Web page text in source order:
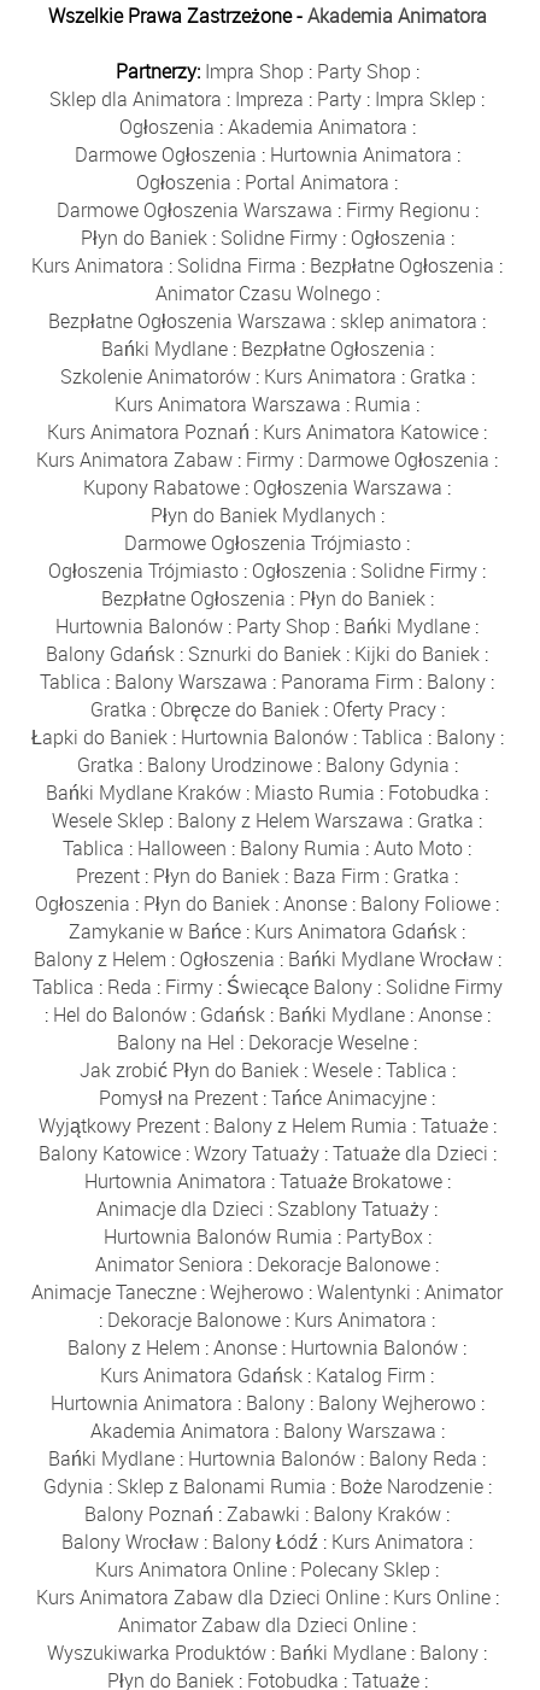
Wszelkie Prawa Zastrzeżone -Akademia Animatora
Partnerzy: Impra Shop : Party Shop :
Sklep dla Animatora : Impreza : Party : Impra Sklep :
Ogłoszenia :Akademia Animatora :
Darmowe Ogłoszenia : Hurtownia Animatora :
Ogłoszenia : Portal Animatora :
Darmowe Ogłoszenia Warszawa : Firmy Regionu :
Płyn do Baniek: Solidne Firmy: Ogłoszenia :
Kurs Animatora : Solidna Firma : Bezpłatne Ogłoszenia :
Animator Czasu Wolnego:
Bezpłatne Ogłoszenia Warszawa : sklep animatora :
Bańki Mydlane: Bezpłatne Ogłoszenia :
Szkolenie Animatorów: Kurs Animatora : Gratka :
Kurs Animatora Warszawa : Rumia :
Kurs Animatora Poznań : Kurs Animatora Katowice :
Kurs Animatora Zabaw : Firmy : Darmowe Ogłoszenia :
Kupony Rabatowe : Ogłoszenia Warszawa :
Płyn do Baniek Mydlanych :
Darmowe Ogłoszenia Trójmiasto :
Ogłoszenia Trójmiasto : Ogłoszenia : Solidne Firmy :
Bezpłatne Ogłoszenia : Płyn do Baniek:
Hurtownia Balonów : Party Shop : Bańki Mydlane :
Balony Gdańsk : Sznurki do Baniek : Kijki do Baniek :
Tablica : Balony Warszawa : Panorama Firm : Balony :
Gratka : Obręcze do Baniek: Oferty Pracy:
Łapki do Baniek: Hurtownia Balonów:Tablica : Balony:
Gratka : Balony Urodzinowe: Balony Gdynia :
Bańki Mydlane Kraków : Miasto Rumia : Fotobudka :
Wesele Sklep : Balony z Helem Warszawa : Gratka :
Tablica : Halloween : Balony Rumia :Auto Moto :
Prezent : Płyn do Baniek : Baza Firm : Gratka :
Ogłoszenia : Płyn do Baniek :Anonse : Balony Foliowe :
Zamykanie w Bańce : Kurs Animatora Gdańsk :
Balony z Helem : Ogłoszenia : Bańki Mydlane Wrocław:
Tablica : Reda : Firmy: Świecące Balony: Solidne Firmy
: Hel do Balonów: Gdańsk: Bańki Mydlane:Anonse:
Balony na Hel : Dekoracje Weselne :
Jak zrobić Płyn do Baniek:Wesele:Tablica :
Pomysł na Prezent :Tańce Animacyjne :
Wyjątkowy Prezent: Balony z Helem Rumia :Tatuaże:
Balony Katowice:Wzory Tatuaży:Tatuaże dla Dzieci :
Hurtownia Animatora :Tatuaże Brokatowe:
Animacje dla Dzieci : Szablony Tatuaży :
Hurtownia Balonów Rumia : PartyBox:
Animator Seniora : Dekoracje Balonowe :
Animacje Taneczne :Wejherowo :Walentynki :Animator
: Dekoracje Balonowe : Kurs Animatora :
Balony z Helem :Anonse : Hurtownia Balonów :
Kurs Animatora Gdańsk : Katalog Firm :
Hurtownia Animatora : Balony: Balony Wejherowo:
Akademia Animatora : Balony Warszawa :
Bańki Mydlane : Hurtownia Balonów : Balony Reda :
Gdynia : Sklep z Balonami Rumia : Boże Narodzenie:
Balony Poznań :Zabawki : Balony Kraków :
Balony Wrocław : Balony Łódź : Kurs Animatora :
Kurs Animatora Online : Polecany Sklep :
Kurs Animatora Zabaw dla Dzieci Online: Kurs Online:
Animator Zabaw dla Dzieci Online :
Wyszukiwarka Produktów : Bańki Mydlane : Balony :
Płyn do Baniek: Fotobudka :Tatuaże: